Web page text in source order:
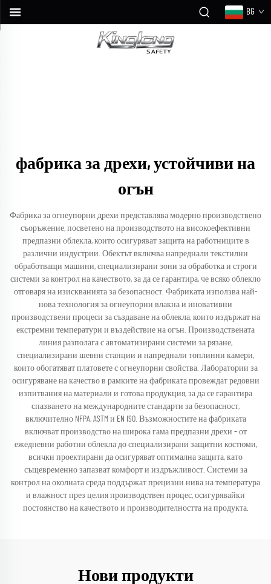
BG
фабрика за дрехи, устойчиви на
огън
Фабрика за огнеупорни дрехи представлява модерно производствено
съоръжение, посветено на производството на високоефективни
предпазни облекла, които осигуряват защита на работниците в
различни индустрии. Обектът включва напреднали текстилни
обработващи машини, специализирани зони за обработка и строги
системи за контрол на качеството, за да се гарантира, че всяко облекло
отговаря на изискванията за безопасност. Фабриката използва най-
нова технология за огнеупорни влакна и иновативни
производствени процеси за създаване на облекла, които издържат на
екстремни температури и въздействие на огън. Производствената
линия разполага с автоматизирани системи за рязане,
специализирани шевни станции и напреднали топлинни камери,
които обогатяват платовете с огнеупорни свойства. Лаборатории за
осигуряване на качество в рамките на фабриката провеждат редовни
изпитвания на материали и готова продукция, за да се гарантира
спазването на международните стандарти за безопасност,
включително NFPA, ASTM и EN ISO. Възможностите на фабриката
включват производство на широка гама предпазни дрехи – от
ежедневни работни облекла до специализирани защитни костюми,
всички проектирани да осигуряват оптимална защита, като
същевременно запазват комфорт и издръжливост. Системи за
контрол на околната среда поддържат прецизни нива на температура
и влажност през целия производствен процес, осигурявайки
постоянство на качеството и производителността на продукта.
Нови продукти